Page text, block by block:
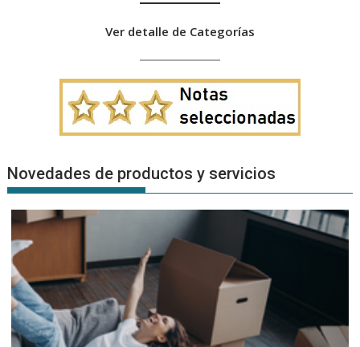
Ver detalle de Categorías
Novedades de productos y servicios